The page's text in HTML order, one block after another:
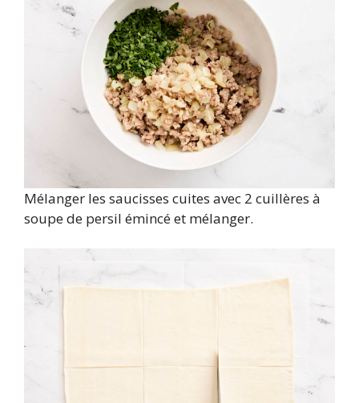
Mélanger les saucisses cuites avec 2 cuillères à
soupe de persil émincé et mélanger.